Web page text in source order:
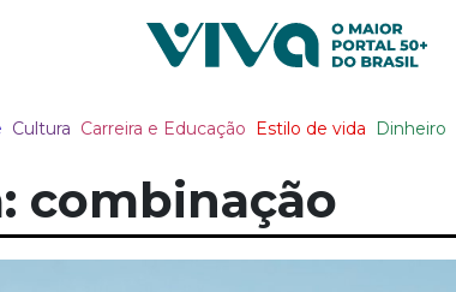
Cultura Carreira e Educação Estilo de vida Dinheiro
combinação